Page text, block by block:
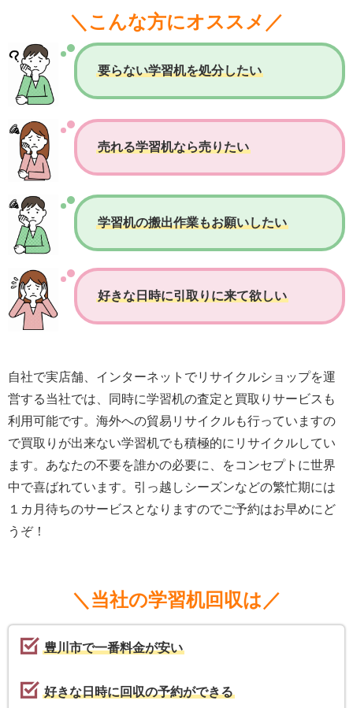
＼こんな方にオススメ／
要らない学習机を処分したい
売れる学習机なら売りたい
学習机の搬出作業もお願いしたい
好きな日時に引取りに来て欲しい
自社で実店舗、インターネットでリサイクルショップを運
営する当社では、同時に学習机の査定と買取りサービスも
利用可能です。海外への貿易リサイクルも行っていますの
で買取りが出来ない学習机でも積極的にリサイクルしてい
ます。あなたの不要を誰かの必要に、をコンセプトに世界
中で喜ばれています。引っ越しシーズンなどの繁忙期には
１カ月待ちのサービスとなりますのでご予約はお早めにど
うぞ！
＼当社の学習机回収は／
豊川市で一番料金が安い
好きな日時に回収の予約ができる